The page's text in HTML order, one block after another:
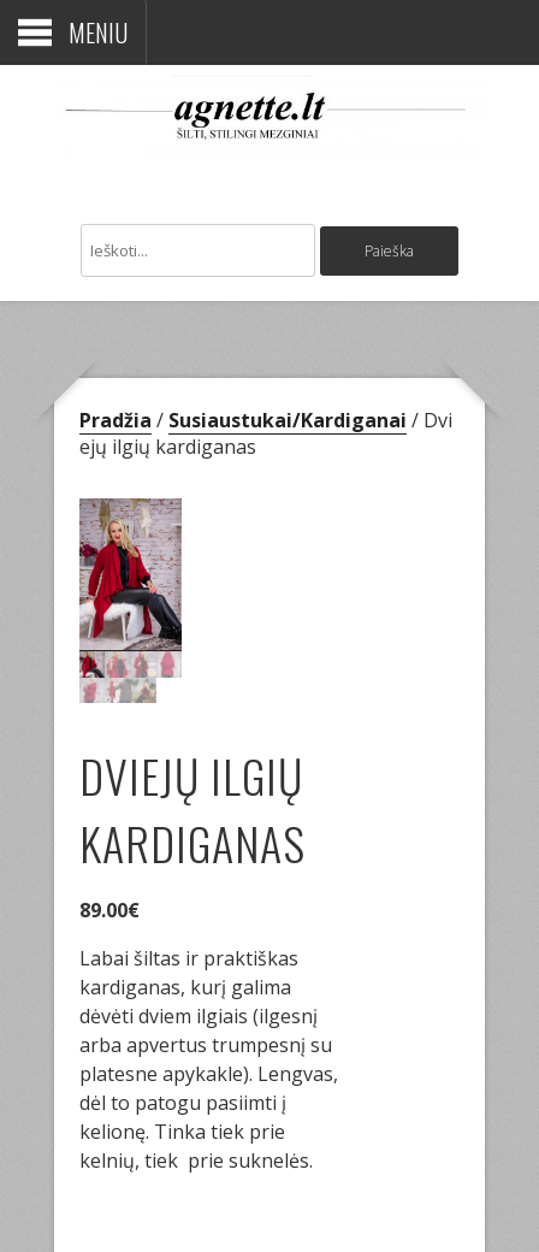
MENIU
Pradžia / Susiaustukai/Kardiganai / Dvi
ejų ilgių kardiganas
DVIEJŲ ILGIŲ
KARDIGANAS
89.00€
Labai šiltas ir praktiškas
kardiganas, kurį galima
dėvėti dviem ilgiais (ilgesnį
arba apvertus trumpesnį su
platesne apykakle). Lengvas,
dėl to patogu pasiimti į
kelionę. Tinka tiek prie
kelnių, tiek prie suknelės.